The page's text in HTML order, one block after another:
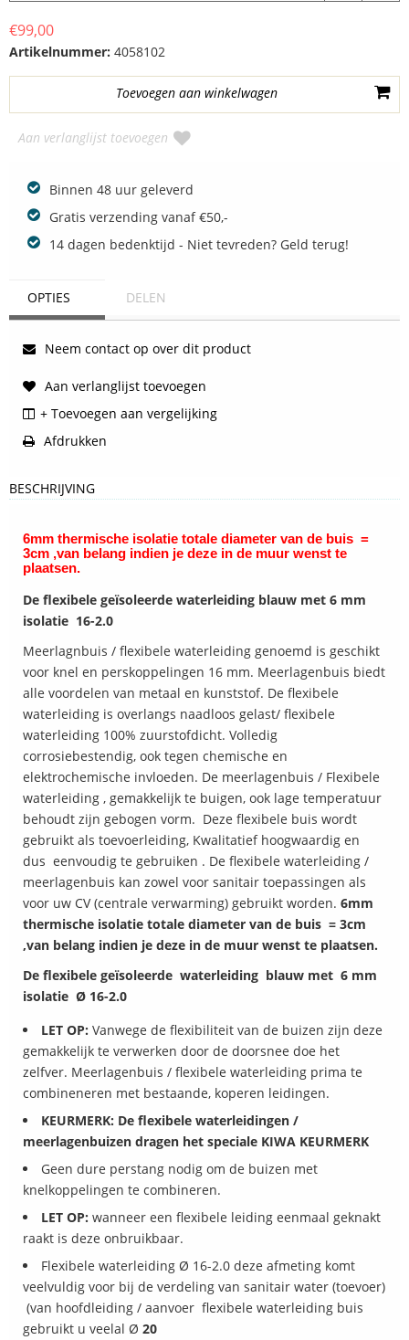
€99,00
Artikelnummer: 4058102
Aan verlanglijst toevoegen
Binnen 48 uur geleverd
Gratis verzending vanaf €50,-
14 dagen bedenktijd - Niet tevreden? Geld terug!
OPTIES DELEN
Neem contact op over dit product
Aan verlanglijst toevoegen
+ Toevoegen aan vergelijking
Afdrukken
BESCHRIJVING
6mm thermische isolatie totale diameter van de buis =
3cm ,van belang indien je deze in de muur wenst te
plaatsen.
De flexibele geïsoleerde waterleiding blauw met 6 mm
isolatie 16-2.0
Meerlagnbuis / flexibele waterleiding genoemd is geschikt
voor knel en perskoppelingen 16 mm. Meerlagenbuis biedt
alle voordelen van metaal en kunststof. De flexibele
waterleiding is overlangs naadloos gelast/ flexibele
waterleiding 100% zuurstofdicht. Volledig
corrosiebestendig, ook tegen chemische en
elektrochemische invloeden. De meerlagenbuis / Flexibele
waterleiding , gemakkelijk te buigen, ook lage temperatuur
behoudt zijn gebogen vorm. Deze flexibele buis wordt
gebruikt als toevoerleiding, Kwalitatief hoogwaardig en
dus eenvoudig te gebruiken . De flexibele waterleiding /
meerlagenbuis kan zowel voor sanitair toepassingen als
voor uw CV (centrale verwarming) gebruikt worden. 6mm
thermische isolatie totale diameter van de buis = 3cm
,van belang indien je deze in de muur wenst te plaatsen.
De flexibele geïsoleerde waterleiding blauw met 6 mm
isolatie Ø 16-2.0
LET OP: Vanwege de flexibiliteit van de buizen zijn deze
gemakkelijk te verwerken door de doorsnee doe het
zelfver. Meerlagenbuis / flexibele waterleiding prima te
combineneren met bestaande, koperen leidingen.
KEURMERK: De flexibele waterleidingen /
meerlagenbuizen dragen het speciale KIWA KEURMERK
Geen dure perstang nodig om de buizen met
knelkoppelingen te combineren.
LET OP: wanneer een flexibele leiding eenmaal geknakt
raakt is deze onbruikbaar.
Flexibele waterleiding Ø 16-2.0 deze afmeting komt
veelvuldig voor bij de verdeling van sanitair water (toevoer)
(van hoofdleiding / aanvoer flexibele waterleiding buis
gebruikt u veelal Ø 20